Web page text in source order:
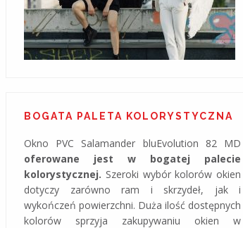
BOGATA PALETA KOLORYSTYCZNA
Okno PVC Salamander bluEvolution 82 MD
oferowane jest w bogatej palecie
kolorystycznej. Szeroki wybór kolorów okien
dotyczy zarówno ram i skrzydeł, jak i
wykończeń powierzchni. Duża ilość dostępnych
kolorów sprzyja zakupywaniu okien w